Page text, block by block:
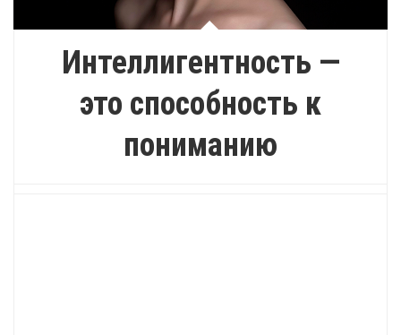
Интеллигентность —
это способность к
пониманию